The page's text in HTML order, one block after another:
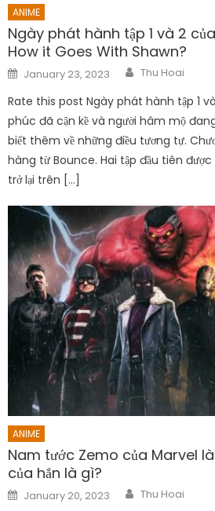
ANIME
Ngày phát hành tập 1 và 2
How it Goes With Shawn?
Posted
on
January 23, 2023 Author
Thu Hoai
Rate this post Ngày phát hành tập 1
phúc đã cận kề và người hâm mộ
biết thêm về những điều tương tự.
hàng từ Bounce. Hai tập đầu tiên
trở lại trên […]
ANIME
Nam tước Zemo của Marvel
của hắn là gì?
Posted
on
January 20, 2023 Author
Thu Hoai